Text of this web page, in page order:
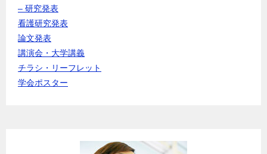
– 研究発表
看護研究発表
論文発表
講演会・大学講義
チラシ・リーフレット
学会ポスター